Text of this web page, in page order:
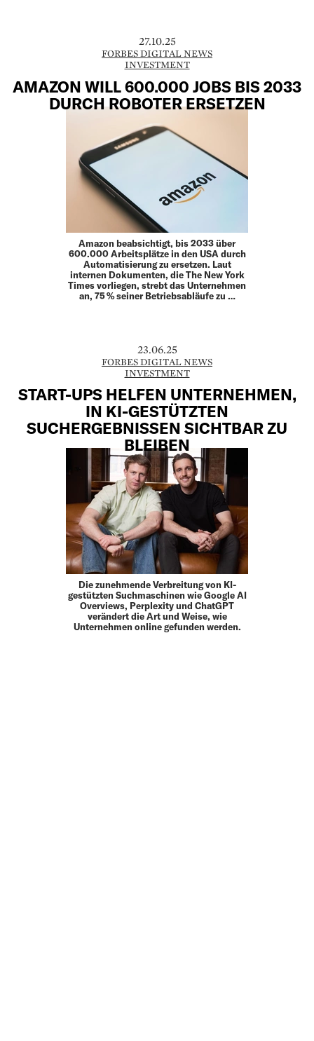
27.10.25
FORBES DIGITAL NEWS
INVESTMENT
AMAZON WILL 600.000 JOBS BIS 2033
DURCH ROBOTER ERSETZEN
Amazon beabsichtigt, bis 2033 über
600.000 Arbeitsplätze in den USA durch
Automatisierung zu ersetzen. Laut
internen Dokumenten, die The New York
Times vorliegen, strebt das Unternehmen
an, 75 % seiner Betriebsabläufe zu …
23.06.25
FORBES DIGITAL NEWS
INVESTMENT
START-UPS HELFEN UNTERNEHMEN,
IN KI-GESTÜTZTEN
SUCHERGEBNISSEN SICHTBAR ZU
BLEIBEN
Die zunehmende Verbreitung von KI-
gestützten Suchmaschinen wie Google AI
Overviews, Perplexity und ChatGPT
verändert die Art und Weise, wie
Unternehmen online gefunden werden.